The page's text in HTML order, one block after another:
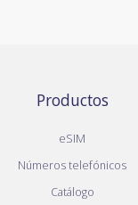
Productos
eSIM
Números telefónicos
Catálogo